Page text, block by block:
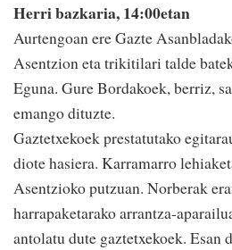
Herri bazkaria, 14:00etan
Aurtengoan ere Gazte
Asentzion eta trikitilari talde
Eguna. Gure Bordakoek, berriz,
emango dituzte.
Gaztetxekoek prestatutako
diote hasiera. Karramarro
Asentzioko putzuan. Norberak
harrapaketarako arrantza-
antolatu dute gaztetxekoek. Esan